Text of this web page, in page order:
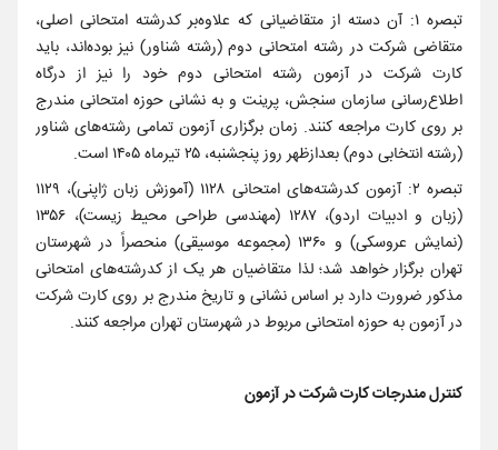
تبصره ۱: آن دسته از متقاضیانی که علاوه‌بر کدرشته امتحانی اصلی،
متقاضی شرکت در رشته امتحانی دوم (رشته‌ شناور) نیز بوده‌اند، باید
کارت شرکت در آزمون رشته امتحانی دوم خود را نیز از درگاه
اطلاع‌رسانی سازمان سنجش، پرینت و به نشانی حوزه امتحانی مندرج
بر روی کارت مراجعه کنند. زمان برگزاری آزمون تمامی رشته‌های شناور
(رشته انتخابی دوم) بعدازظهر روز پنجشنبه، ۲۵ تیرماه ۱۴۰۵ است.
تبصره ۲: آزمون‌ کدرشته‌های امتحانی ۱۱۲۸ (آموزش زبان ژاپنی)، ۱۱۲۹
(زبان و ادبیات اردو)، ۱۲۸۷ (مهندسی طراحی محیط زیست)، ۱۳۵۶
(نمایش عروسکی) و ‌۱۳۶۰ (مجموعه موسیقی‌) منحصراً در شهرستان
تهران‌ برگزار خواهد شد؛ لذا متقاضیان هر یک از کدرشته‌های امتحانی
مذکور ضرورت‌ دارد بر اساس‌ نشانی و تاریخ مندرج بر روی کارت شرکت
در آزمون به حوزه امتحانی مربوط در شهرستان تهران مراجعه کنند.
کنترل مندرجات کارت شرکت در آزمون